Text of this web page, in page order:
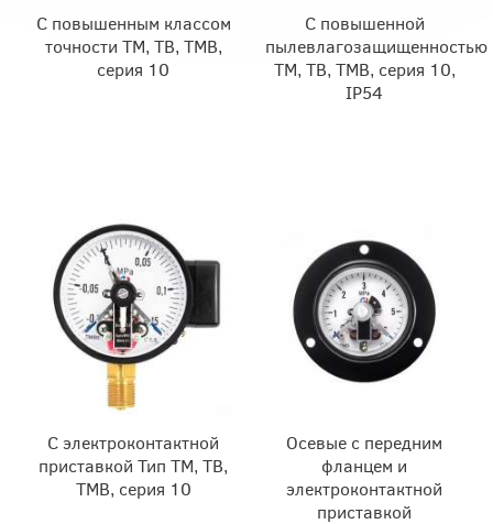
С повышенным классом
точности ТМ, ТВ, ТМВ,
серия 10
С повышенной
пылевлагозащищенностью
ТМ, ТВ, ТМВ, серия 10,
IP54
С электроконтактной
приставкой Тип ТМ, ТВ,
ТМВ, серия 10
Осевые с передним
фланцем и
электроконтактной
приставкой